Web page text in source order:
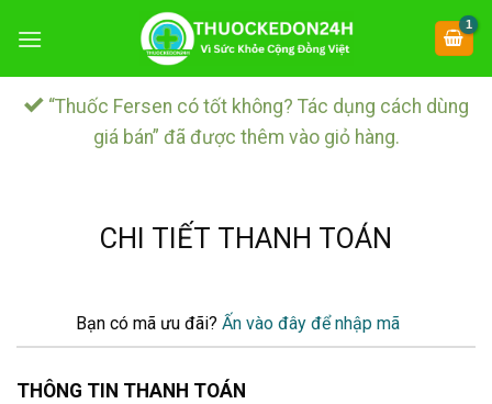
đến
“Thuốc Fersen có tốt không? Tác dụng cách dùng
giá bán” đã được thêm vào giỏ hàng.
CHI TIẾT THANH TOÁN
Bạn có mã ưu đãi? Ấn vào đây để nhập mã
THÔNG TIN THANH TOÁN